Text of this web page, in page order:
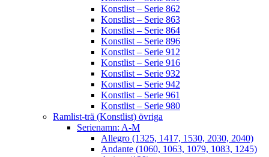
Konstlist – Serie 862
Konstlist – Serie 863
Konstlist – Serie 864
Konstlist – Serie 896
Konstlist – Serie 912
Konstlist – Serie 916
Konstlist – Serie 932
Konstlist – Serie 942
Konstlist – Serie 961
Konstlist – Serie 980
Ramlist-trä (Konstlist) övriga
Serienamn: A-M
Allegro (1325, 1417, 1530, 2030, 2040)
Andante (1060, 1063, 1079, 1083, 1245)